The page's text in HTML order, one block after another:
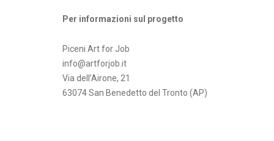
Per informazioni sul progetto
Piceni Art for Job
info@artforjob.it
Via dell’Airone, 21
63074 San Benedetto del Tronto (AP)